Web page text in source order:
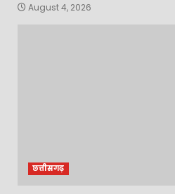
August 4, 2026
छत्तीसगढ़